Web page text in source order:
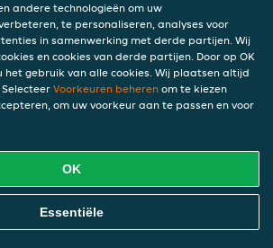
olio en pepperoncino
peterselie in
champignons
Online Eten Bestellen
andere technologieën om uw
te personaliseren, analyses voor
in samenwerking met derde partijen. Wij
en cookies van derde partijen. Door op OK
gebruik van alle cookies. Wij plaatsen altijd
Voorkeuren beheren om te kiezen
om uw voorkeur aan te passen en voor
OK
Essentiële